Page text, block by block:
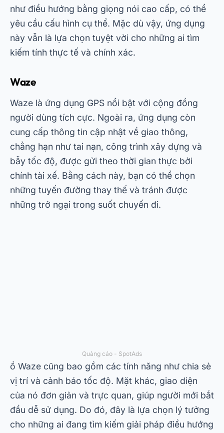
như điều hướng bằng giọng nói cao cấp, có thể
yêu cầu cấu hình cụ thể. Mặc dù vậy, ứng dụng
này vẫn là lựa chọn tuyệt vời cho những ai tìm
kiếm tính thực tế và chính xác.
Waze
Waze là ứng dụng GPS nổi bật với cộng đồng
người dùng tích cực. Ngoài ra, ứng dụng còn
cung cấp thông tin cập nhật về giao thông,
chẳng hạn như tai nạn, công trình xây dựng và
bẫy tốc độ, được gửi theo thời gian thực bởi
chính tài xế. Bằng cách này, bạn có thể chọn
những tuyến đường thay thế và tránh được
những trở ngại trong suốt chuyến đi.
Quảng cáo - SpotAds
ồ Waze cũng bao gồm các tính năng như chia sẻ
vị trí và cảnh báo tốc độ. Mặt khác, giao diện
của nó đơn giản và trực quan, giúp người mới bắt
đầu dễ sử dụng. Do đó, đây là lựa chọn lý tưởng
cho những ai đang tìm kiếm giải pháp điều hướng